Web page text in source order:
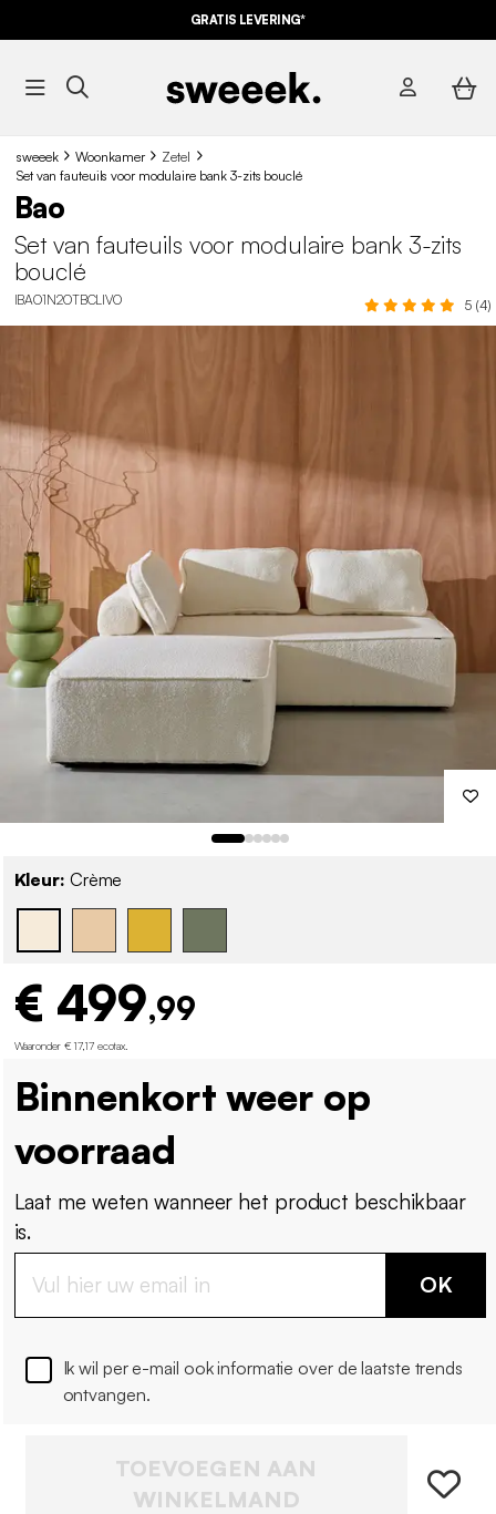
GRATIS LEVERING*
sweeek Woonkamer
Zetel
Set van fauteuils voor modulaire bank 3-zits bouclé
Bao
Set van fauteuils voor modulaire bank 3-zits
bouclé
IBAO1N2OTBCLIVO 5 (4)
Kleur: Crème
€ 499,99
Waaronder € 17,17 ecotax
Binnenkort weer op
voorraad
Laat me weten wanneer het product beschikbaar
is.
OK
Ik wil per e-mail ook informatie over de laatste trends
ontvangen.
TOEVOEGEN AAN
WINKELMAND